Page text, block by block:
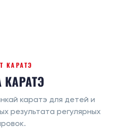
КАРАТЭ
каратэ для детей и
результата регулярных